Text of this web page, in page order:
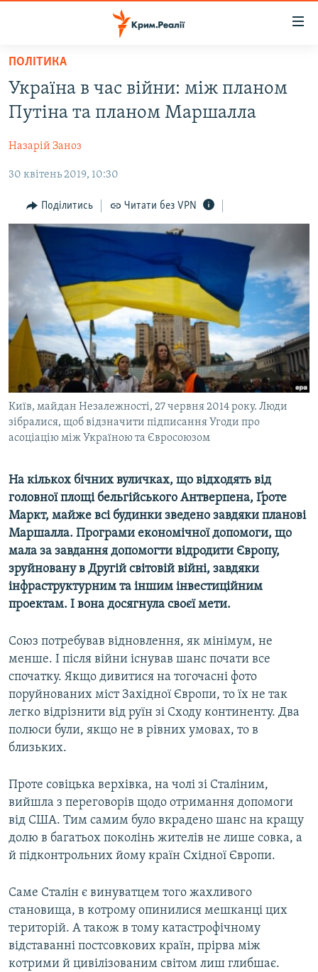
Перейти
основного
матеріалу
Перейти
до
навігації
Перейти
пошуку
ВОДА.КРИМ
ВІДЕО ТА ФОТО
ПОЛІТИКА
БЛОГИ
ПОГЛЯД
ІНТЕРВ'Ю
ВСЕ ЗА ДЕНЬ
СПЕЦПРОЕКТИ
ДЕПОРТАЦІЯ
ВІДЕОУРОКИ «ELIFBE»
СВІДЧЕННЯ ОКУПАЦІЇ
УКРАЇНСЬКА ПРОБЛЕМА КРИМУ
ІНФОГРАФІКА
ЯК ОБІЙТИ БЛОКУВАННЯ
Русский
Qırımtatar
ДОЛУЧАЙСЯ!
Усі сайти RFE/RL
ПОЛІТИКА
Україна в час війни: між планом
Путіна та планом Маршалла
Назарій Заноз
30 квітень 2019, 10:30
Поділитись Читати без VPN
Київ, майдан Незалежності, 27 червня 2014 року. Люди
зібралися, щоб відзначити підписання Угоди про
асоціацію між Україною та Євросоюзом
На кількох бічних вуличках, що відходять від
головної площі бельгійського Антверпена, Ґроте
Маркт, майже всі будинки зведено завдяки планові
Маршалла. Програми економічної допомоги, що
мала за завдання допомогти відродити Європу,
зруйновану в Другій світовій війні, завдяки
інфраструктурним та іншим інвестиційним
проектам. І вона досягнула своєї мети.
Союз потребував відновлення, як мінімум, не
менше. І після війни існував шанс почати все
спочатку. Якщо дивитися на тогочасні фото
поруйнованих міст Західної Європи, то їх не так
легко відрізнити від руїн зі Сходу континенту. Два
полюси були, якщо не в рівних умовах, то в
близьких.
Проте совіцька верхівка, на чолі зі Сталіним,
вийшла з переговорів щодо отримання допомоги
від США. Тим самим було вкрадено шанс на кращу
долю в багатьох поколінь жителів не лише совка, а
й підконтрольних йому країн Східної Європи.
Саме Сталін є винуватцем того жахливого
становища, в котрому опинилися мешканці цих
територій. А також в тому катастрофічному
відставанні постсовкових країн, прірва між
котрими й цивілізованим світом лиш глибшає.